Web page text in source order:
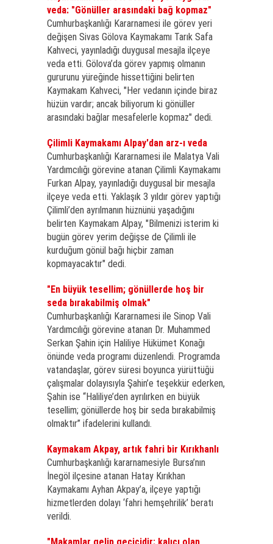
veda: "Gönüller arasındaki bağ kopmaz"
Cumhurbaşkanlığı Kararnamesi ile görev yeri
değişen Sivas Gölova Kaymakamı Tarık Safa
Kahveci, yayınladığı duygusal mesajla ilçeye
veda etti. Gölova’da görev yapmış olmanın
gururunu yüreğinde hissettiğini belirten
Kaymakam Kahveci, "Her vedanın içinde biraz
hüzün vardır; ancak biliyorum ki gönüller
arasındaki bağlar mesafelerle kopmaz" dedi.
Çilimli Kaymakamı Alpay'dan arz-ı veda
Cumhurbaşkanlığı Kararnamesi ile Malatya Vali
Yardımcılığı görevine atanan Çilimli Kaymakamı
Furkan Alpay, yayınladığı duygusal bir mesajla
ilçeye veda etti. Yaklaşık 3 yıldır görev yaptığı
Çilimli’den ayrılmanın hüznünü yaşadığını
belirten Kaymakam Alpay, "Bilmenizi isterim ki
bugün görev yerim değişse de Çilimli ile
kurduğum gönül bağı hiçbir zaman
kopmayacaktır" dedi.
"En büyük tesellim; gönüllerde hoş bir
seda bırakabilmiş olmak"
Cumhurbaşkanlığı Kararnamesi ile Sinop Vali
Yardımcılığı görevine atanan Dr. Muhammed
Serkan Şahin için Haliliye Hükümet Konağı
önünde veda programı düzenlendi. Programda
vatandaşlar, görev süresi boyunca yürüttüğü
çalışmalar dolayısıyla Şahin’e teşekkür ederken,
Şahin ise “Haliliye’den ayrılırken en büyük
tesellim; gönüllerde hoş bir seda bırakabilmiş
olmaktır” ifadelerini kullandı.
Kaymakam Akpay, artık fahri bir Kırıkhanlı
Cumhurbaşkanlığı kararnamesiyle Bursa’nın
İnegöl ilçesine atanan Hatay Kırıkhan
Kaymakamı Ayhan Akpay’a, ilçeye yaptığı
hizmetlerden dolayı ‘fahri hemşehrilik’ beratı
verildi.